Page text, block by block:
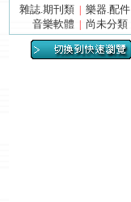
雜誌.期刊類
樂器.配件
音樂軟體
尚未分類